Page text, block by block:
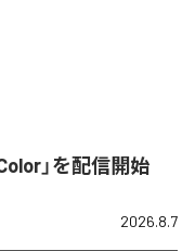
」を配信開始
2026.8.7